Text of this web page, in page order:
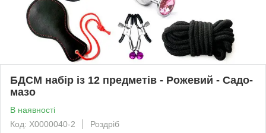
БДСМ набір із 12 предметів - Рожевий - Садо-
мазо
В наявності
Код: X0000040-2
Роздріб